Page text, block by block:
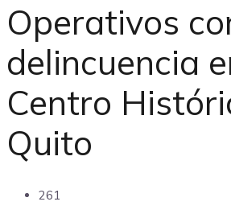
Operativos
delincuencia
Centro
Quito
261